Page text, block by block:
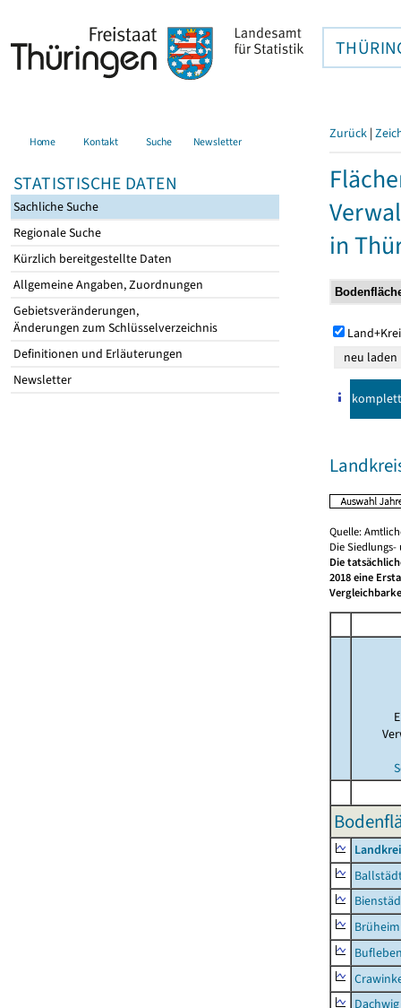
Home Kontakt Suche Newsletter
STATISTISCHE DATEN
Sachliche Suche
Regionale Suche
Kürzlich bereitgestellte Daten
Allgemeine Angaben, Zuordnungen
Gebietsveränderungen,
Änderungen zum Schlüsselverzeichnis
Definitionen und Erläuterungen
Newsletter
Zurück |
in
komplett
Quelle:
Die
Die
2018 eine
Brüheim
Dachwig